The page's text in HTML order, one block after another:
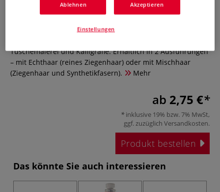
7 Bewertungen
Der traditionelle Kalligrafie Pinsel aus China mit
Tuschemalerei und Kalligrafie. Erhältlich in 2 Ausführungen
– mit Echthaar (reines Ziegenhaar) oder mit Mischhaar
(Ziegenhaar und Synthetikfasern).
Mehr
ab 2,75 €
inklusive 19% bzw. 7% MwSt,
ggf. zuzüglich Versandkosten.
Produkt bestellen
Das könnte Sie auch interessieren
Ablehnen Akzeptieren
Einstellungen